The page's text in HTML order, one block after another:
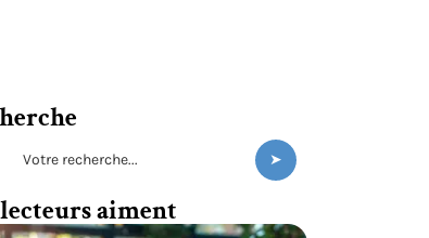
aiment